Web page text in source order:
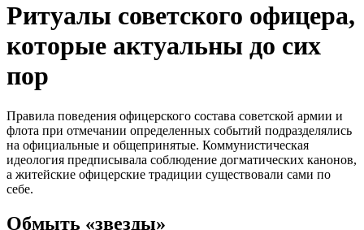
Ритуалы советского офицера,
которые актуальны до сих
пор
Правила поведения офицерского состава советской армии и
флота при отмечании определенных событий подразделялись
на официальные и общепринятые. Коммунистическая
идеология предписывала соблюдение догматических канонов,
а житейские офицерские традиции существовали сами по
себе.
Обмыть «звезды»